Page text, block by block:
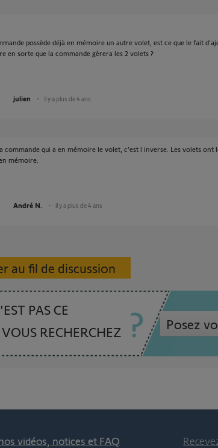
possède déjà en mémoire un autre volet, est ce que le fait
en sorte que la commande gèrera les 2 volets ?
julien il y a plus de 4 ans
commande qui a en mémoire le volet, c’est l inverse. Les volets ont
mémoire.
André N. il y a plus de 4 ans
au fil de discussion
PAS CE
RECHERCHEZ
Posez
vidéos, notices et FAQ